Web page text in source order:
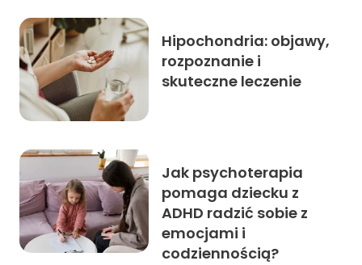
Hipochondria: objawy,
rozpoznanie i
skuteczne leczenie
Jak psychoterapia
pomaga dziecku z
ADHD radzić sobie z
emocjami i
codziennością?